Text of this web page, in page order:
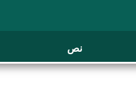
نص